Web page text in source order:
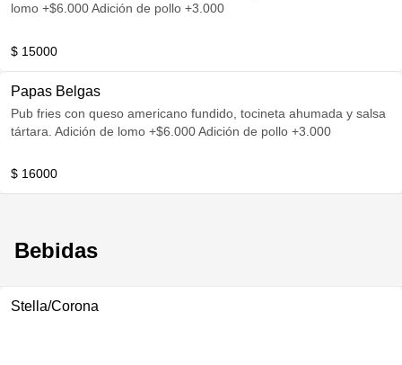
lomo +$6.000 Adición de pollo +3.000
$ 15000
Papas Belgas
Pub fries con queso americano fundido, tocineta ahumada y salsa
tártara. Adición de lomo +$6.000 Adición de pollo +3.000
$ 16000
Bebidas
Stella/Corona